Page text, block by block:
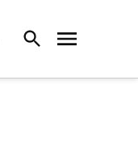
Открыть поиск